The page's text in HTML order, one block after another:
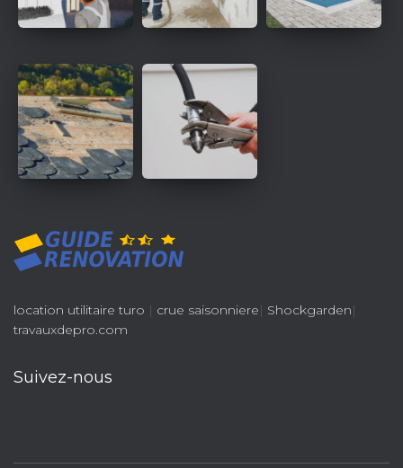
location utilitaire turo | crue saisonniere| Shockgarden|
travauxdepro.com
Suivez-nous